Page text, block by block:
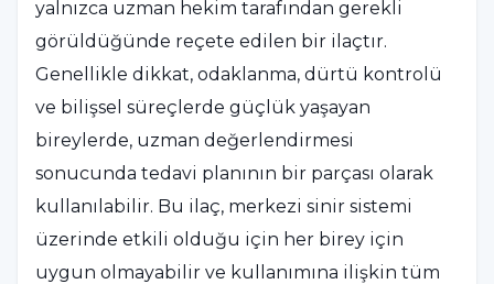
yalnızca uzman hekim tarafından gerekli
görüldüğünde reçete edilen bir ilaçtır.
Genellikle dikkat, odaklanma, dürtü kontrolü
ve bilişsel süreçlerde güçlük yaşayan
bireylerde, uzman değerlendirmesi
sonucunda tedavi planının bir parçası olarak
kullanılabilir. Bu ilaç, merkezi sinir sistemi
üzerinde etkili olduğu için her birey için
uygun olmayabilir ve kullanımına ilişkin tüm